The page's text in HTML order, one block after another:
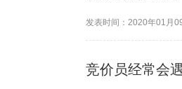
发表时间：2020年01月
竞价员经常会